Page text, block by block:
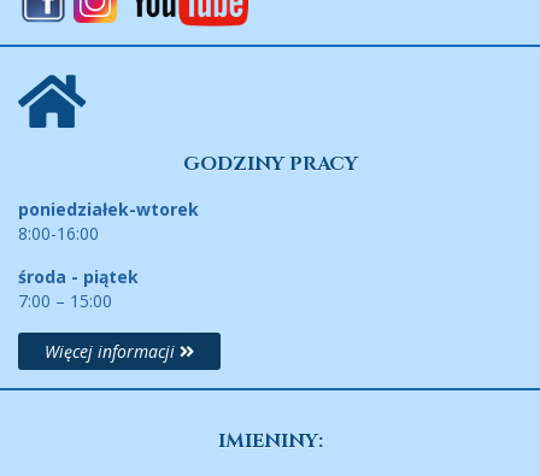
GODZINY PRACY
poniedziałek-wtorek
8:00-16:00
środa - piątek
7:00 – 15:00
Więcej informacji
IMIENINY: